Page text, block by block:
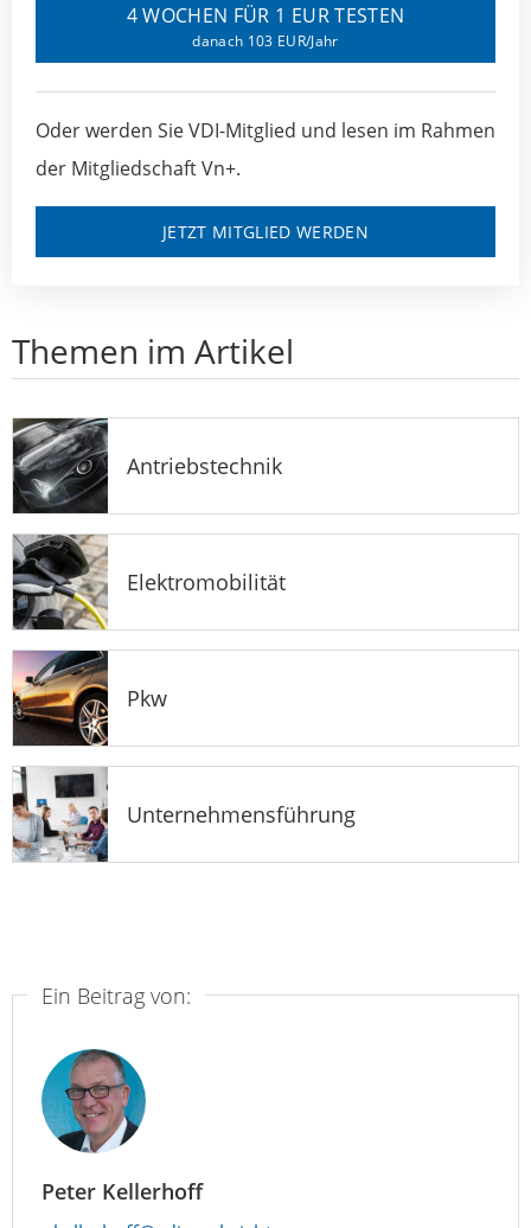
4 WOCHEN FÜR 1 EUR TESTEN
danach 103 EUR/Jahr
Oder werden Sie VDI-Mitglied und lesen im Rahmen
der Mitgliedschaft Vn+.
JETZT MITGLIED WERDEN
Themen im Artikel
Antriebstechnik
Elektromobilität
Pkw
Unternehmensführung
Ein Beitrag von:
Peter Kellerhoff